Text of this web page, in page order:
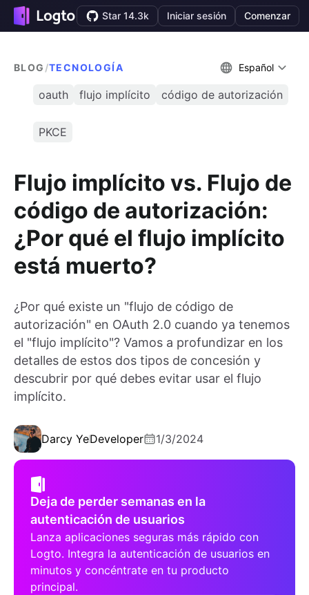
Star 14.3k Iniciar sesión Comenzar
BLOG /TECNOLOGÍA Español
oauth flujo implícito código de autorización
PKCE
Flujo implícito vs. Flujo de
código de autorización:
¿Por qué el flujo implícito
está muerto?
¿Por qué existe un "flujo de código de
autorización" en OAuth 2.0 cuando ya tenemos
el "flujo implícito"? Vamos a profundizar en los
detalles de estos dos tipos de concesión y
descubrir por qué debes evitar usar el flujo
implícito.
Darcy YeDeveloper 1/3/2024
Deja de perder semanas en la
autenticación de usuarios
Lanza aplicaciones seguras más rápido con
Logto. Integra la autenticación de usuarios en
minutos y concéntrate en tu producto
principal.